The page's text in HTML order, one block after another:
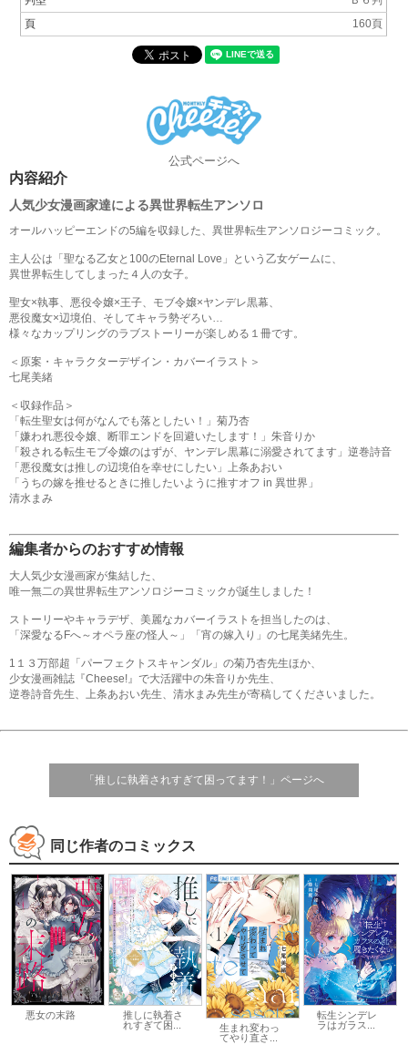
頁
160頁
公式ページへ
内容紹介
人気少女漫画家達による異世界転生アンソロ
オールハッピーエンドの5編を収録した、異世界転生アンソロジーコミック。
主人公は「聖なる乙女と100のEternal Love」という乙女ゲームに、
異世界転生してしまった４人の女子。
聖女×執事、悪役令嬢×王子、モブ令嬢×ヤンデレ黒幕、
悪役魔女×辺境伯、そしてキャラ勢ぞろい…
様々なカップリングのラブストーリーが楽しめる１冊です。
＜原案・キャラクターデザイン・カバーイラスト＞
七尾美緒
＜収録作品＞
「転生聖女は何がなんでも落としたい！」菊乃杏
「嫌われ悪役令嬢、断罪エンドを回避いたします！」朱音りか
「殺される転生モブ令嬢のはずが、ヤンデレ黒幕に溺愛されてます」逆巻詩音
「悪役魔女は推しの辺境伯を幸せにしたい」上条あおい
「うちの嫁を推せるときに推したいように推すオフ in 異世界」
清水まみ
編集者からのおすすめ情報
大人気少女漫画家が集結した、
唯一無二の異世界転生アンソロジーコミックが誕生しました！
ストーリーやキャラデザ、美麗なカバーイラストを担当したのは、
「深愛なるFへ～オペラ座の怪人～」「宵の嫁入り」の七尾美緒先生。
1１３万部超「パーフェクトスキャンダル」の菊乃杏先生ほか、
少女漫画雑誌『Cheese!』で大活躍中の朱音りか先生、
逆巻詩音先生、上条あおい先生、清水まみ先生が寄稿してくださいました。
「推しに執着されすぎて困ってます！」ページへ
同じ作者のコミックス
悪女の末路
推しに執着さ
れすぎて困...
生まれ変わっ
てやり直さ...
転生シンデレ
ラはガラス...